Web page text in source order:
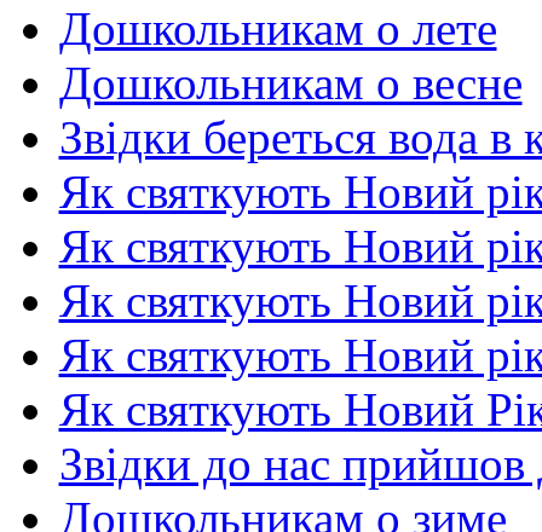
Дошкольникам о лете
Дошкольникам о весне
Звідки береться вода в
Як святкують Новий рік
Як святкують Новий
Як святкують Новий
Як святкують Новий
Як святкують Новий
Звідки до нас
Дошкольникам о зиме